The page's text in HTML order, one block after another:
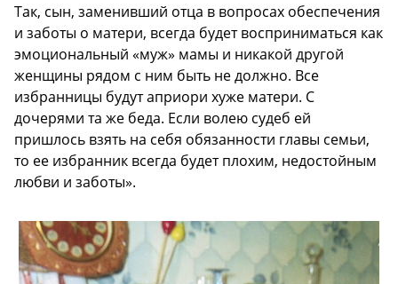
Так, сын, заменивший отца в вопросах обеспечения
и заботы о матери, всегда будет восприниматься как
эмоциональный «муж» мамы и никакой другой
женщины рядом с ним быть не должно. Все
избранницы будут априори хуже матери. С
дочерями та же беда. Если волею судеб ей
пришлось взять на себя обязанности главы семьи,
то ее избранник всегда будет плохим, недостойным
любви и заботы».